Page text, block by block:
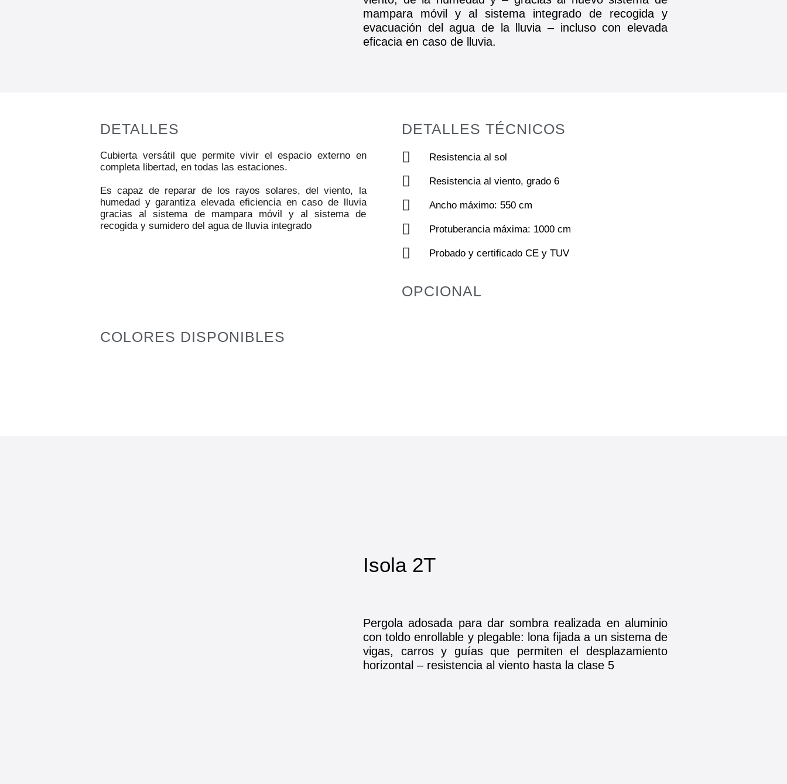
mampara móvil y al sistema integrado de recogida y
evacuación del agua de la lluvia – incluso con elevada
eficacia en caso de lluvia.
DETALLES
Cubierta versátil que permite vivir el espacio externo en
completa libertad, en todas las estaciones.
Es capaz de reparar de los rayos solares, del viento, la
humedad y garantiza elevada eficiencia en caso de lluvia
gracias al sistema de mampara móvil y al sistema de
recogida y sumidero del agua de lluvia integrado
DETALLES TÉCNICOS
Resistencia al sol
Resistencia al viento, grado 6
Ancho máximo: 550 cm
Protuberancia máxima: 1000 cm
Probado y certificado CE y TUV
OPCIONAL
COLORES DISPONIBLES
Isola 2T
Pergola adosada para dar sombra realizada en aluminio
con toldo enrollable y plegable: lona fijada a un sistema de
vigas, carros y guías que permiten el desplazamiento
horizontal – resistencia al viento hasta la clase 5